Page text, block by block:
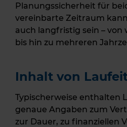
Planungssicherheit für
vereinbarte Zeitraum
auch langfristig sein – von
bis hin zu mehreren
Inhalt von
Typischerweise enthalten
genaue Angaben zum
zur Dauer, zu finanziellen